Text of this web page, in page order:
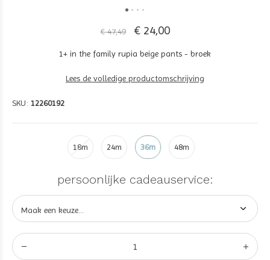
€ 47,49 € 24,00
1+ in the family rupia beige pants - broek
Lees de volledige productomschrijving
SKU: 12260192
18m 24m 36m 48m
persoonlijke cadeauservice: